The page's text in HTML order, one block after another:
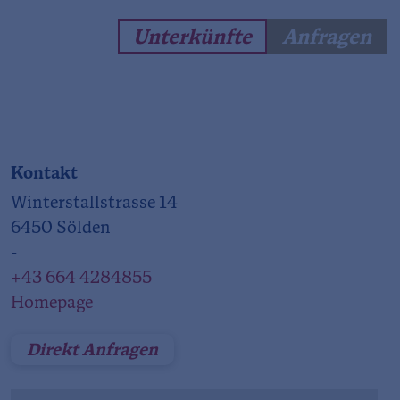
Kontakt
Winterstallstrasse 14
6450 Sölden
-
+43 664 4284855
Homepage
Direkt Anfragen
Unterkünfte Anfragen